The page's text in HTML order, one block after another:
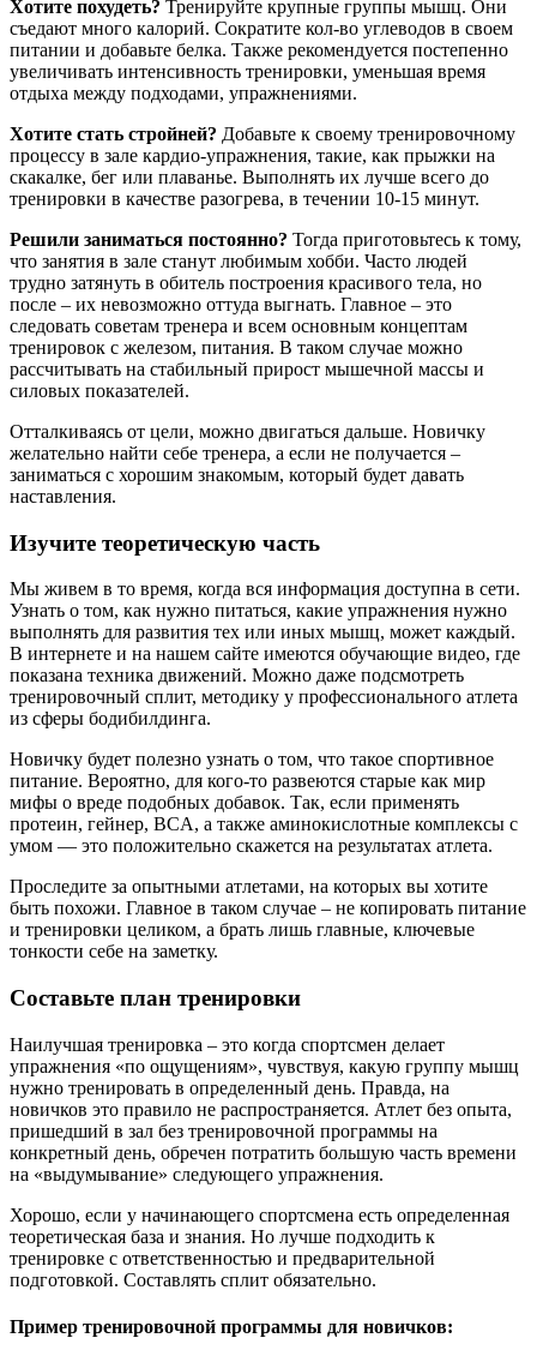
Хотите похудеть? Тренируйте крупные группы мышц. Они
съедают много калорий. Сократите кол-во углеводов в своем
питании и добавьте белка. Также рекомендуется постепенно
увеличивать интенсивность тренировки, уменьшая время
отдыха между подходами, упражнениями.
Хотите стать стройней? Добавьте к своему тренировочному
процессу в зале кардио-упражнения, такие, как прыжки на
скакалке, бег или плаванье. Выполнять их лучше всего до
тренировки в качестве разогрева, в течении 10-15 минут.
Решили заниматься постоянно? Тогда приготовьтесь к тому,
что занятия в зале станут любимым хобби. Часто людей
трудно затянуть в обитель построения красивого тела, но
после – их невозможно оттуда выгнать. Главное – это
следовать советам тренера и всем основным концептам
тренировок с железом, питания. В таком случае можно
рассчитывать на стабильный прирост мышечной массы и
силовых показателей.
Отталкиваясь от цели, можно двигаться дальше. Новичку
желательно найти себе тренера, а если не получается –
заниматься с хорошим знакомым, который будет давать
наставления.
Изучите теоретическую часть
Мы живем в то время, когда вся информация доступна в сети.
Узнать о том, как нужно питаться, какие упражнения нужно
выполнять для развития тех или иных мышц, может каждый.
В интернете и на нашем сайте имеются обучающие видео, где
показана техника движений. Можно даже подсмотреть
тренировочный сплит, методику у профессионального атлета
из сферы бодибилдинга.
Новичку будет полезно узнать о том, что такое спортивное
питание. Вероятно, для кого-то развеются старые как мир
мифы о вреде подобных добавок. Так, если применять
протеин, гейнер, BCA, а также аминокислотные комплексы с
умом — это положительно скажется на результатах атлета.
Проследите за опытными атлетами, на которых вы хотите
быть похожи. Главное в таком случае – не копировать питание
и тренировки целиком, а брать лишь главные, ключевые
тонкости себе на заметку.
Составьте план тренировки
Наилучшая тренировка – это когда спортсмен делает
упражнения «по ощущениям», чувствуя, какую группу мышц
нужно тренировать в определенный день. Правда, на
новичков это правило не распространяется. Атлет без опыта,
пришедший в зал без тренировочной программы на
конкретный день, обречен потратить большую часть времени
на «выдумывание» следующего упражнения.
Хорошо, если у начинающего спортсмена есть определенная
теоретическая база и знания. Но лучше подходить к
тренировке с ответственностью и предварительной
подготовкой. Составлять сплит обязательно.
Пример тренировочной программы для новичков: